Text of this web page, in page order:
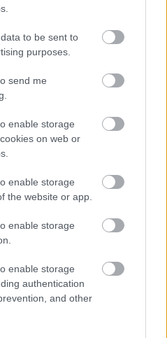
to be sent to
purposes.
send me
enable storage
on web or
enable storage
the website or app.
enable storage
enable storage
authentication
and other
út a világ